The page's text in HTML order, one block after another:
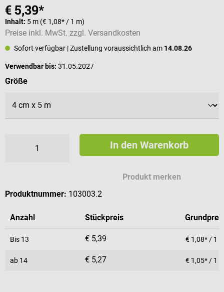
€ 5,39*
Inhalt: 5 m (€ 1,08* / 1 m)
Preise inkl. MwSt. zzgl. Versandkosten
Sofort verfügbar | Zustellung voraussichtlich am 14.08.26
Verwendbar bis: 31.05.2027
Größeauswählen
In den Warenkorb
Produkt merken
Produktnummer: 103003.2
Anzahl Stückpreis
Bis 13 € 5,39 € 1,08* / 1
ab 14 € 5,27 € 1,05* / 1